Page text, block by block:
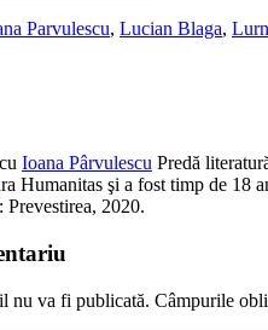
Parvulescu, Lucian Blaga,
Ioana Pârvulescu Predă
Humanitas şi a fost timp de 18
Prevestirea, 2020.
nu va fi publicată. Câmpurile